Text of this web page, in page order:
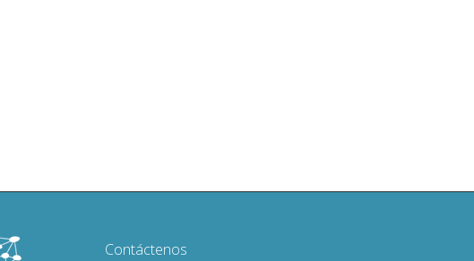
Contáctenos